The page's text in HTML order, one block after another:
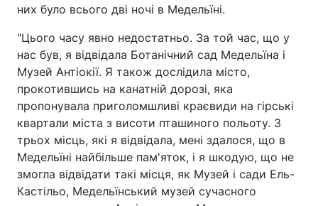
них було всього дві ночі в Медельїні.
"Цього часу явно недостатньо. За той час, що у
нас був, я відвідала Ботанічний сад Медельїна і
Музей Антіокії. Я також дослідила місто,
прокотившись на канатній дорозі, яка
пропонувала приголомшливі краєвиди на гірські
квартали міста з висоти пташиного польоту. З
трьох місць, які я відвідала, мені здалося, що в
Медельїні найбільше пам'яток, і я шкодую, що не
змогла відвідати такі місця, як Музей і сади Ель-
Кастільо, Медельїнський музей сучасного